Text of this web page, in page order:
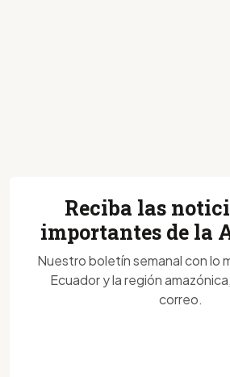
Reciba las
importantes de la
Nuestro boletín semanal con lo
Ecuador y la región
correo.